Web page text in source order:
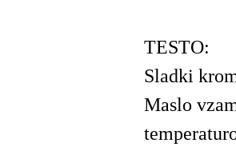
TESTO:
Sladki
Maslo